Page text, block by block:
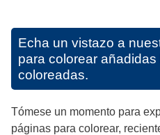
Echa un vistazo a
para colorear
coloreadas.
Tómese un momento para
páginas para colorear,